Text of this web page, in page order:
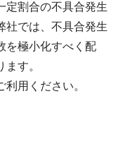
定割合の不具合発生
社では、不具合発生
を極小化すべく配
す。
用ください。